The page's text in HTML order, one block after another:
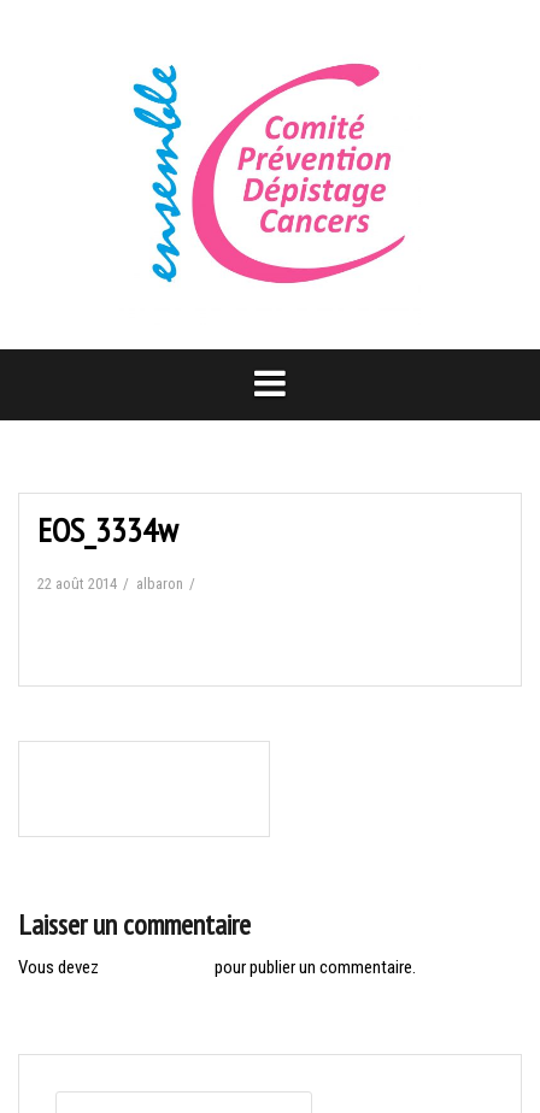
EOS_3334w
22 août 2014 albaron
l’article
Laisser un commentaire
Vous devez pour publier un commentaire.